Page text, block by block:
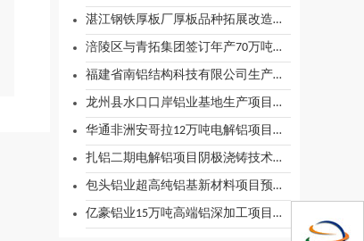
湛江钢铁厚板厂厚板品种拓展改造项目3#冷床成功投产
涪陵区与青拓集团签订年产70万吨不锈钢深加工项目合作协议
福建省南铝结构科技有限公司生产基地开工
龙州县水口口岸铝业基地生产项目正式投料生产
华通非洲安哥拉12万吨电解铝项目取得重要进展 预计2025年下半年建成投产
扎铝二期电解铝项目阴极浇铸技术成功应用
包头铝业超高纯铝基新材料项目预计8月全面投产
亿豪铝业15万吨高端铝深加工项目预计2025年10月竣工投产